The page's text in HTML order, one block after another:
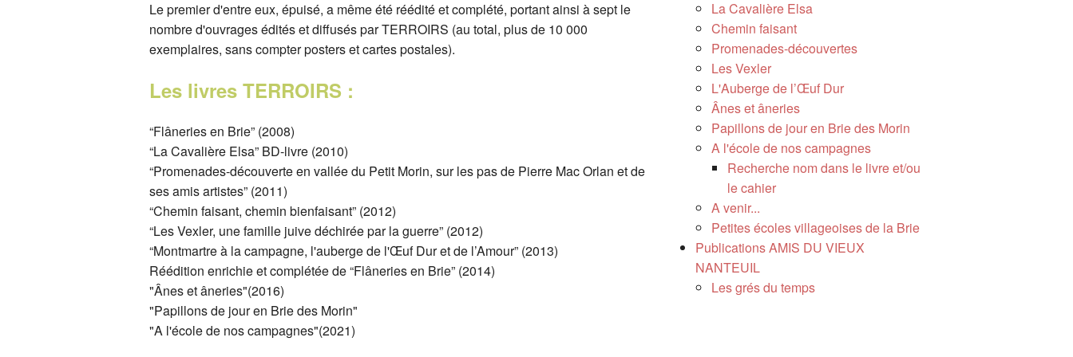
Ânes et âneries
Petites écoles villageoises de la Brie
Le premier d'entre eux, épuisé, a même été réédité et complété, portant ainsi à sept le
nombre d'ouvrages édités et diffusés par TERROIRS (au total, plus de 10 000
exemplaires, sans compter posters et cartes postales).
Les livres TERROIRS :
“Flâneries en Brie” (2008)
“La Cavalière Elsa” BD-livre (2010)
“Promenades-découverte en vallée du Petit Morin, sur les pas de Pierre Mac Orlan et de
ses amis artistes” (2011)
“Chemin faisant, chemin bienfaisant” (2012)
“Les Vexler, une famille juive déchirée par la guerre” (2012)
“Montmartre à la campagne, l'auberge de l'Œuf Dur et de l’Amour” (2013)
Réédition enrichie et complétée de “Flâneries en Brie” (2014)
"Ânes et âneries"(2016)
"Papillons de jour en Brie des Morin"
"A l'école de nos campagnes"(2021)
La Cavalière Elsa
Chemin faisant
Promenades-découvertes
Les Vexler
L'Auberge de l’Œuf Dur
Ânes et âneries
Papillons de jour en Brie des Morin
A l'école de nos campagnes
Recherche nom dans le livre et/ou
le cahier
A venir...
Petites écoles villageoises de la Brie
Publications AMIS DU VIEUX
NANTEUIL
Les grés du temps